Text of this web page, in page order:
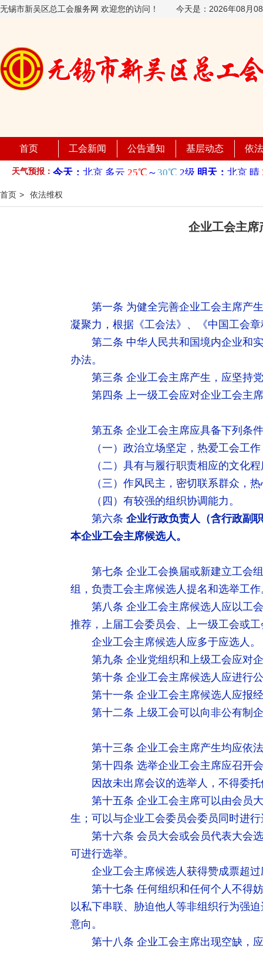
无锡市新吴区总工会服务网 欢迎您的访问！ 今天是： 2026年08月
首页 工会新闻 公告通知 基层动态 依
天气预报：
首页 > 依法维权
企业工会主席
第一条 为健全完善企业工会主席产
凝聚力，根据《工会法》、《中国工会
第二条 中华人民共和国境内企业和
办法。
第三条 企业工会主席产生，应坚持
第四条 上一级工会应对企业工会主
第五条 企业工会主席应具备下列条
（一）政治立场坚定，热爱工会工
（二）具有与履行职责相应的文化
（三）作风民主，密切联系群众，
（四）有较强的组织协调能力。
第六条 企业行政负责人（含行政副
本企业工会主席候选人。
第七条 企业工会换届或新建立工会
组，负责工会主席候选人提名和选举工作
第八条 企业工会主席候选人应以工
推荐，上届工会委员会、上一级工会或
企业工会主席候选人应多于应选人。
第九条 企业党组织和上级工会应对
第十条 企业工会主席候选人应进行
第十一条 企业工会主席候选人应报
第十二条 上级工会可以向非公有制
第十三条 企业工会主席产生均应依
第十四条 选举企业工会主席应召开
因故未出席会议的选举人，不得委
第十五条 企业工会主席可以由会员
生；可以与企业工会委员会委员同时进
第十六条 会员大会或会员代表大会
可进行选举。
企业工会主席候选人获得赞成票超
第十七条 任何组织和任何个人不得
以私下串联、胁迫他人等非组织行为强
意向。
第十八条 企业工会主席出现空缺，